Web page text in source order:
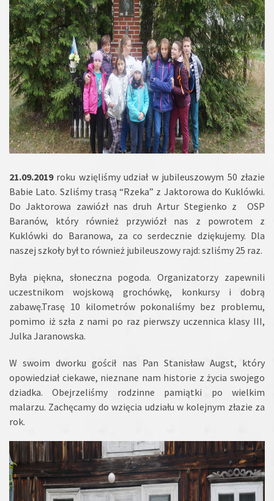
21.09.2019roku wzięliśmy udział w jubileuszowym 50 złazie
Babie Lato. Szliśmy trasą “Rzeka” z Jaktorowa do Kuklówki.
Do Jaktorowa zawiózł nas druh Artur Stegienko z OSP
Baranów, który również przywiózł nas z powrotem z
Kuklówki do Baranowa, za co serdecznie dziękujemy. Dla
naszej szkoły był to również jubileuszowy rajd: szliśmy 25 raz.
Była piękna, słoneczna pogoda. Organizatorzy zapewnili
uczestnikom wojskową grochówkę, konkursy i dobrą
zabawę.Trasę 10 kilometrów pokonaliśmy bez problemu,
pomimo iż szła z nami po raz pierwszy uczennica klasy III,
Julka Jaranowska.
W swoim dworku gościł nas Pan Stanisław Augst, który
opowiedział ciekawe, nieznane nam historie z życia swojego
dziadka. Obejrzeliśmy rodzinne pamiątki po wielkim
malarzu. Zachęcamy do wzięcia udziału w kolejnym złazie za
rok.